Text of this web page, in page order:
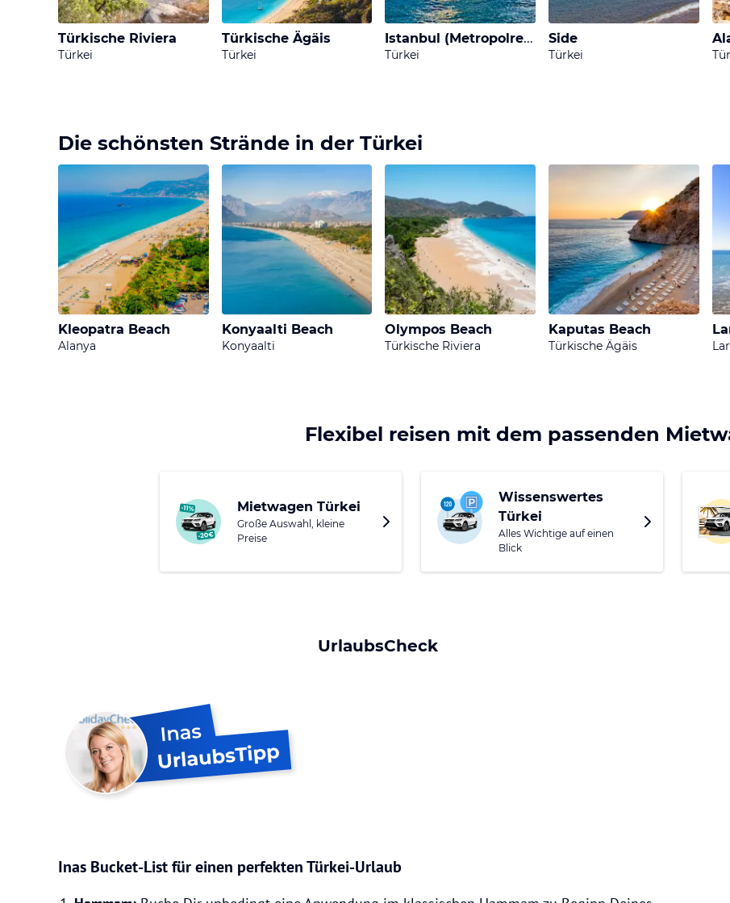
Tauchgang wirst Du sicherlich unvergessliche Tage während Deines
Türkische Riviera
Türkei
Türkische Ägäis
Türkei
Istanbul (Metropolregion)
Türkei
Side
Türkei
Die schönsten Strände in der Türkei
Kleopatra Beach
Alanya
Konyaalti Beach
Konyaalti
Olympos Beach
Türkische Riviera
Kaputas Beach
Türkische Ägäis
Flexibel reisen mit dem passenden
Mietwagen Türkei
Große Auswahl, kleine
Preise
Wissenswertes
Türkei
Alles Wichtige auf einen
Blick
UrlaubsCheck
Inas Bucket-List für einen perfekten Türkei-Urlaub